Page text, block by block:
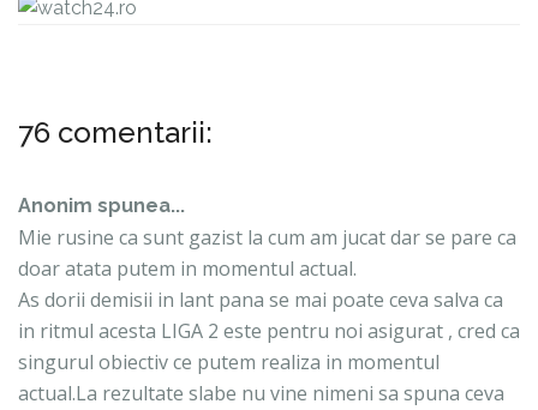
76 comentarii:
Anonim spunea...
Mie rusine ca sunt gazist la cum am jucat dar se pare ca
doar atata putem in momentul actual.
As dorii demisii in lant pana se mai poate ceva salva ca
in ritmul acesta LIGA 2 este pentru noi asigurat , cred ca
singurul obiectiv ce putem realiza in momentul
actual.La rezultate slabe nu vine nimeni sa spuna ceva